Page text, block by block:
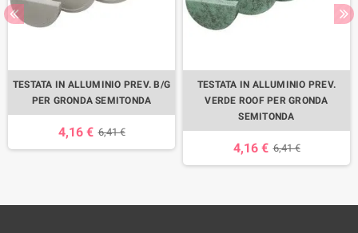
TESTATA IN ALLUMINIO PREV. B/G
PER GRONDA SEMITONDA
4,16 € 6,41 €
TESTATA IN ALLUMINIO PREV.
VERDE ROOF PER GRONDA
SEMITONDA
4,16 € 6,41 €